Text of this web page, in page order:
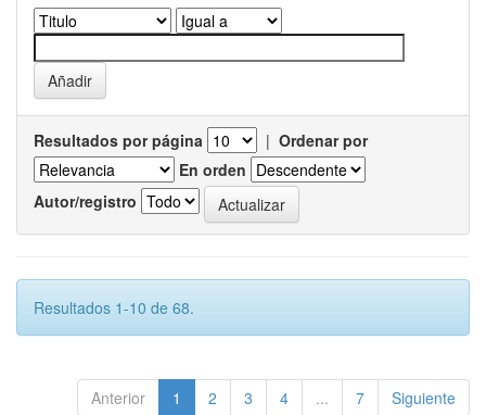
Resultados por página | Ordenar por
En orden
Autor/registro
Resultados 1-10 de 68.
Anterior 1 2 3 4 ... 7 Siguiente